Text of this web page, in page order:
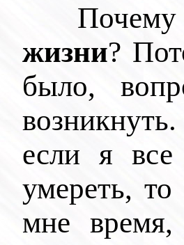
жизни?
было,
если я
умереть, то
мне